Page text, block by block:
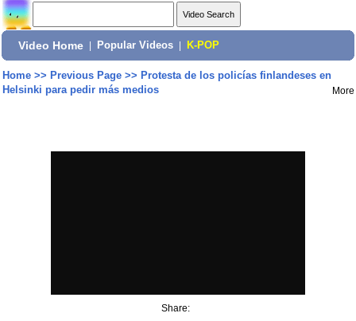
Video Home Popular Videos K-POP
Home>> Previous Page>> Protesta de los policías finlandeses en
Helsinki para pedir más medios
More
Share: